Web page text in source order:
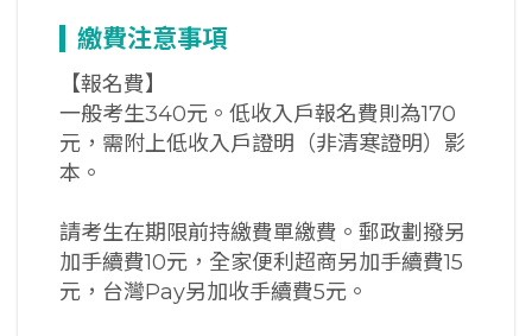
繳費注意事項
【報名費】
一般考生340元。低收入戶報名費則為170
元，需附上低收入戶證明（非清寒證明）影
本。
請考生在期限前持繳費單繳費。郵政劃撥另
加手續費10元，全家便利超商另加手續費15
元，台灣Pay另加收手續費5元。